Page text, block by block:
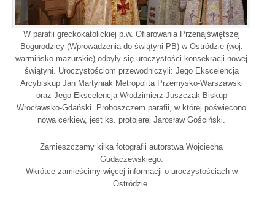
W parafii greckokatolickiej p.w. Ofiarowania Przenajświętszej
Bogurodzicy (Wprowadzenia do świątyni PB) w Ostródzie (woj.
warmińsko-mazurskie) odbyły się uroczystości konsekracji nowej
świątyni. Uroczystościom przewodniczyli: Jego Ekscelencja
Arcybiskup Jan Martyniak Metropolita Przemysko-Warszawski
oraz Jego Ekscelencja Włodzimierz Juszczak Biskup
Wrocławsko-Gdański. Proboszczem parafii, w której poświęcono
nową cerkiew, jest ks. protojerej Jarosław Gościński.
Zamieszczamy kilka fotografii autorstwa Wojciecha
Gudaczewskiego.
Wkrótce zamieścimy więcej informacji o uroczystościach w
Ostródzie.